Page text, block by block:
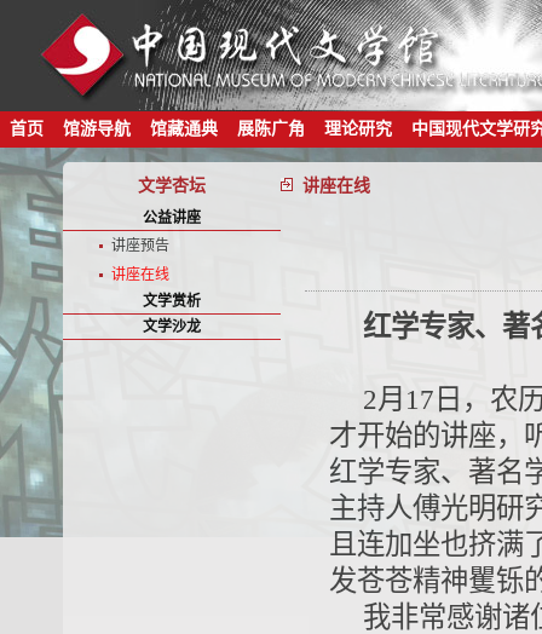
首页 馆游导航 馆藏通典 展陈广角 理论研究 中国现代文学研
文学杏坛 讲座在线
公益讲座
讲座预告
讲座在线
文学赏析
文学沙龙
红学专家、著
2月17日，农
才开始的讲座，
红学专家、著名
主持人傅光明研
且连加坐也挤满
发苍苍精神矍铄
我非常感谢诸